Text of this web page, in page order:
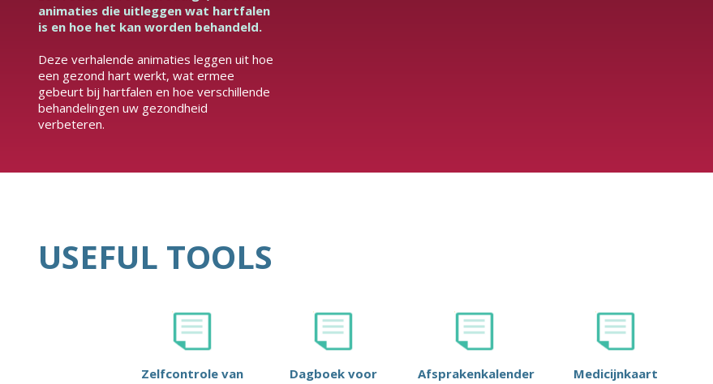
animaties die uitleggen wat hartfalen
is en hoe het kan worden behandeld.
Deze verhalende animaties leggen uit hoe
een gezond hart werkt, wat ermee
gebeurt bij hartfalen en hoe verschillende
behandelingen uw gezondheid
verbeteren.
USEFUL TOOLS
Zelfcontrole van
Dagboek voor
Afsprakenkalender Medicijnkaart